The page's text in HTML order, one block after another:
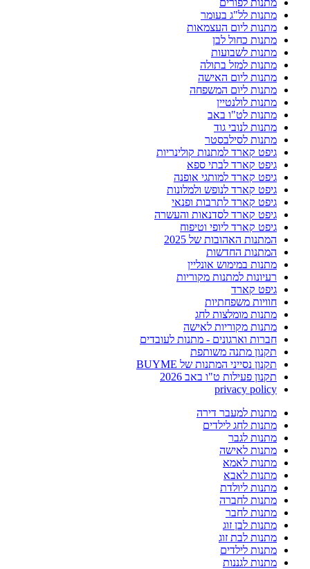
מתנות לפורים
מתנות לל"ג בעומר
מתנות ליום העצמאות
מתנות כחול לבן
מתנות לשבועות
מתנות למזל בתולה
מתנות ליום האישה
מתנות ליום המשפחה
מתנות לולנטיין
מתנות לט"ו באב
מתנות לנובי גוד
מתנות לסילבסטר
גיפט קארד למתנות קולינריות
גיפט קארד לבתי ספא
גיפט קארד למותגי אופנה
גיפט קארד לנופש ולמלונות
גיפט קארד לתרבות ופנאי
גיפט קארד לסדנאות והעשרה
גיפט קארד ליופי וטיפוח
המתנות האהובות של 2025
המתנות החדשות
מתנות במימוש אונליין
רעיונות למתנות מקוריות
גיפט קארד
חוויות משפחתיות
מתנות מומלצות לחג
מתנות מקוריות לאישה
חברות וארגונים - מתנות לעובדים
תקנון מתנה משותפת
תקנון נסייני המתנות של BUYME
תקנון פעילות ט"ו באב 2026
privacy policy
מתנות למעבר דירה
מתנות לחג לילדים
מתנות לגבר
מתנות לאישה
מתנות לאמא
מתנות לאבא
מתנות ליולדת
מתנות לחברה
מתנות לחבר
מתנות לבן זוג
מתנות לבת זוג
מתנות לילדים
מתנות לגננות